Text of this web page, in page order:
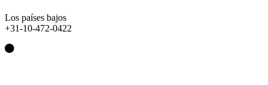
Los países bajos
+31-10-472-0422